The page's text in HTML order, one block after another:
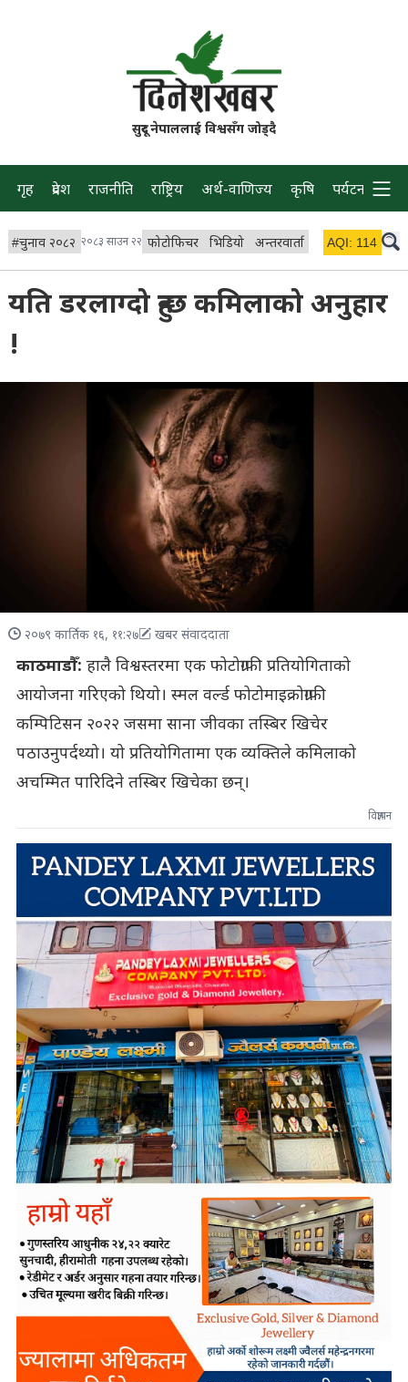
सुदूर नेपाललाई विश्वसँग जोड्दै
गृह प्रदेश राजनीति राष्ट्रिय अर्थ-वाणिज्य कृषि पर्यटन प्रवास
#चुनाव २०८२ २०८३ साउन २२ फोटोफिचर भिडियो अन्तरवार्ता विचार/ब्लग
AQI: 114
यति डरलाग्दो हुन्छ कमिलाको अनुहार
!
२०७९ कार्तिक १६, ११:२७ खबर संवाददाता
काठमाडौँ: हालै विश्वस्तरमा एक फोटोग्राफी प्रतियोगिताको
आयोजना गरिएको थियो। स्मल वर्ल्ड फोटोमाइक्रोग्राफी
कम्पिटिसन २०२२ जसमा साना जीवका तस्बिर खिचेर
पठाउनुपर्दथ्यो। यो प्रतियोगितामा एक व्यक्तिले कमिलाको
अचम्मित पारिदिने तस्बिर खिचेका छन्।
विज्ञापन